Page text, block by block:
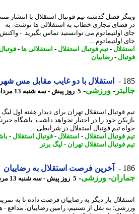
فصل گذشته تیم فوتبال استقلال با انتشار متنی
مجازی خطاب به استقلالی ها نوشت: به
اولتیماتوم می توانستید تماس بگیرید. - واکنش تند
اولتیماتوم ...
-تیم فوتبال استقلال-استقلالی ها- فوتبال
-رضاییان
استقلال با دو غایب مقابل مس
-ورزشی-5 روز پیش - سه شنبه 13 مرداد 1405، 20:47
فوتبال استقلال تهران برای دیدار هفته اول لیگ
خود را در اختیار نخواهد داشت. باشگاه
تیم فوتبال استقلال در شرایطی ...
فوتبال استقلال-استقلال-فوتبال استقلال-
فوتبال استقلال تهران- لیگ برتر
آخرین فرصت استقلال به رضاییان
- ورزشی-5 روز پیش - سه شنبه 13 مرداد 1405، 20:10
بار دیگر به رضاییان فرصت داده تا به تمرینات
به نقل از تسنیم، رامین رضاییان، مدافع -